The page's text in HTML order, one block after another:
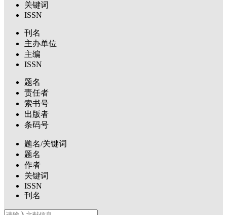
关键词
ISSN
刊名
主办单位
主编
ISSN
题名
责任者
索书号
出版者
条码号
题名/关键词
题名
作者
关键词
ISSN
刊名